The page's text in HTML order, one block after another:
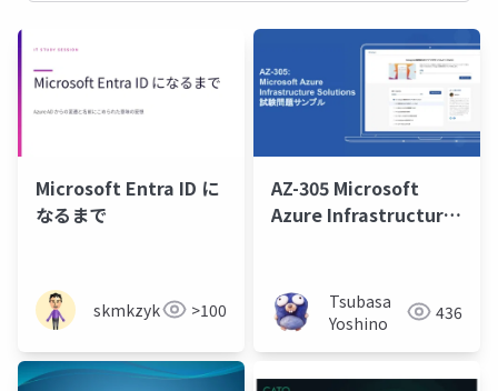
Microsoft Entra ID に
なるまで
skmkzyk >100
AZ-305 Microsoft
Azure Infrastructure
Tsubasa
Yoshino
436